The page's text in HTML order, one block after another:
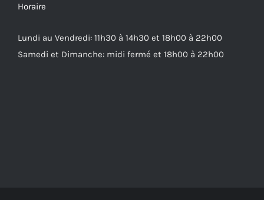
Horaire
Lundi au Vendredi: 11h30 à 14h30 et 18h00 à 22h00
Samedi et Dimanche: midi fermé et 18h00 à 22h00